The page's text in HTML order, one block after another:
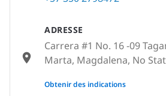
ADRESSE
Carrera #1 No. 16 -09
Marta, Magdalena, No
None
Obtenir des indications